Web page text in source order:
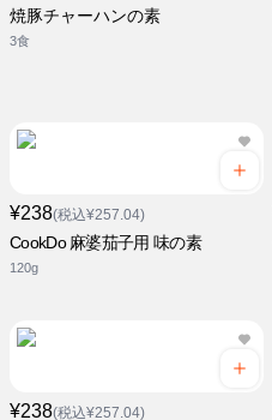
焼豚チャーハンの素
3食
¥238(税込¥257.04)
CookDo 麻婆茄子用 味の素
120g
¥238(税込¥257.04)